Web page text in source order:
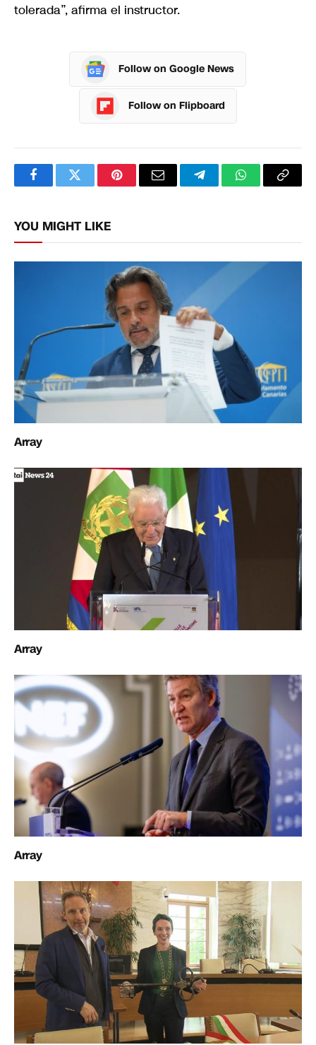
tolerada”, afirma el instructor.
Follow on Google News
Follow on Flipboard
FacebookTwitterPinterestEmail TelegramWhatsApp
Copy
YOU MIGHT LIKE
Array
Array
Array